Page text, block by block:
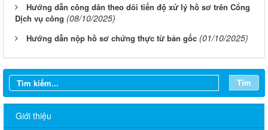
Hướng dẫn công dân theo dõi tiến độ xử lý hồ sơ trên Cổng
Dịch vụ công (08/10/2025)
Hướng dẫn nộp hồ sơ chứng thực từ bản gốc (01/10/2025)
Tìm
Giới thiệu